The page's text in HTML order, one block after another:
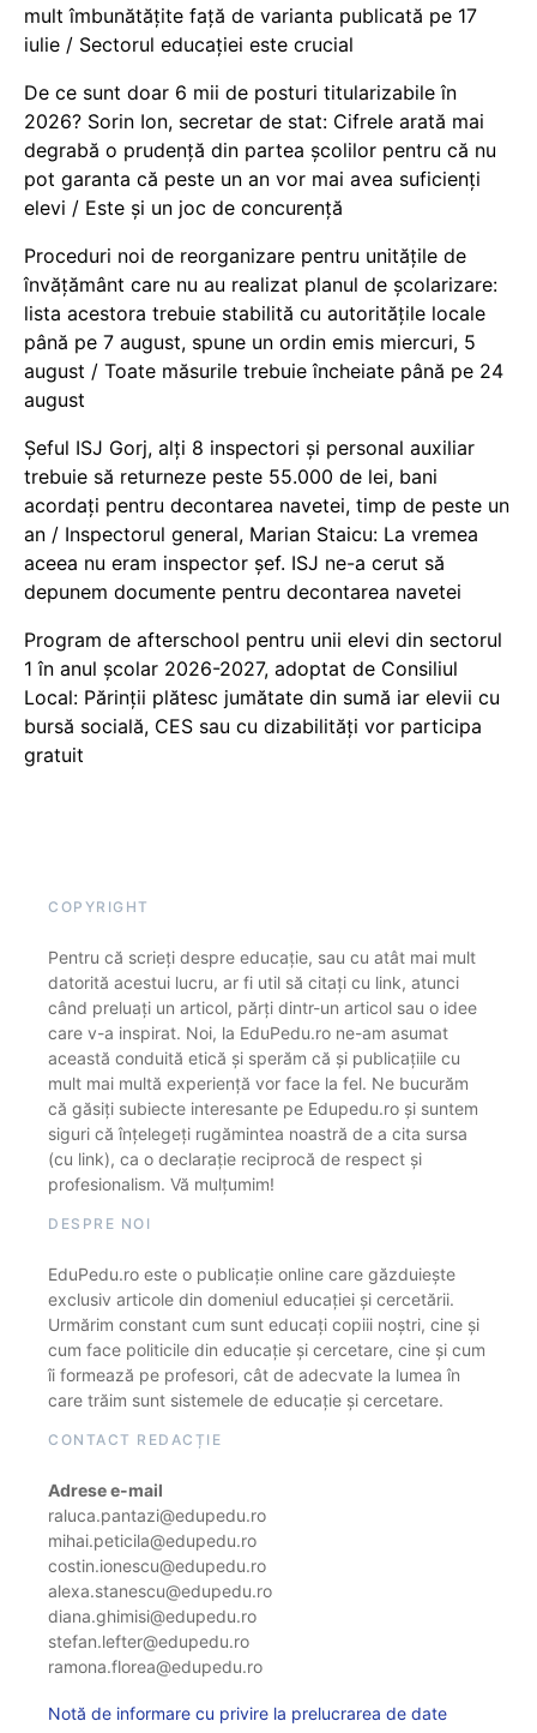
mult îmbunătățite față de varianta publicată pe 17
iulie / Sectorul educației este crucial
De ce sunt doar 6 mii de posturi titularizabile în
2026? Sorin Ion, secretar de stat: Cifrele arată mai
degrabă o prudență din partea școlilor pentru că nu
pot garanta că peste un an vor mai avea suficienți
elevi / Este și un joc de concurență
Proceduri noi de reorganizare pentru unitățile de
învățământ care nu au realizat planul de școlarizare:
lista acestora trebuie stabilită cu autoritățile locale
până pe 7 august, spune un ordin emis miercuri, 5
august / Toate măsurile trebuie încheiate până pe 24
august
Șeful ISJ Gorj, alți 8 inspectori și personal auxiliar
trebuie să returneze peste 55.000 de lei, bani
acordați pentru decontarea navetei, timp de peste un
an / Inspectorul general, Marian Staicu: La vremea
aceea nu eram inspector șef. ISJ ne-a cerut să
depunem documente pentru decontarea navetei
Program de afterschool pentru unii elevi din sectorul
1 în anul școlar 2026-2027, adoptat de Consiliul
Local: Părinții plătesc jumătate din sumă iar elevii cu
bursă socială, CES sau cu dizabilităţi vor participa
gratuit
COPYRIGHT
Pentru că scrieți despre educație, sau cu atât mai mult
datorită acestui lucru, ar fi util să citați cu link, atunci
când preluați un articol, părți dintr-un articol sau o idee
care v-a inspirat. Noi, la EduPedu.ro ne-am asumat
această conduită etică și sperăm că și publicațiile cu
mult mai multă experiență vor face la fel. Ne bucurăm
că găsiți subiecte interesante pe Edupedu.ro și suntem
siguri că înțelegeți rugămintea noastră de a cita sursa
(cu link), ca o declarație reciprocă de respect și
profesionalism. Vă mulțumim!
DESPRE NOI
EduPedu.ro este o publicație online care găzduiește
exclusiv articole din domeniul educației și cercetării.
Urmărim constant cum sunt educați copiii noștri, cine și
cum face politicile din educație și cercetare, cine și cum
îi formează pe profesori, cât de adecvate la lumea în
care trăim sunt sistemele de educație și cercetare.
CONTACT REDACȚIE
Adrese e-mail
raluca.pantazi@edupedu.ro
mihai.peticila@edupedu.ro
costin.ionescu@edupedu.ro
alexa.stanescu@edupedu.ro
diana.ghimisi@edupedu.ro
stefan.lefter@edupedu.ro
ramona.florea@edupedu.ro
Notă de informare cu privire la prelucrarea de date